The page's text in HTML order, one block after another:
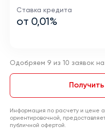
Ставка кредита
от 0,01%
Одобряем 9 из 10 заявок
Информация по расчету и цене
ориентировочной,
публичной офертой.